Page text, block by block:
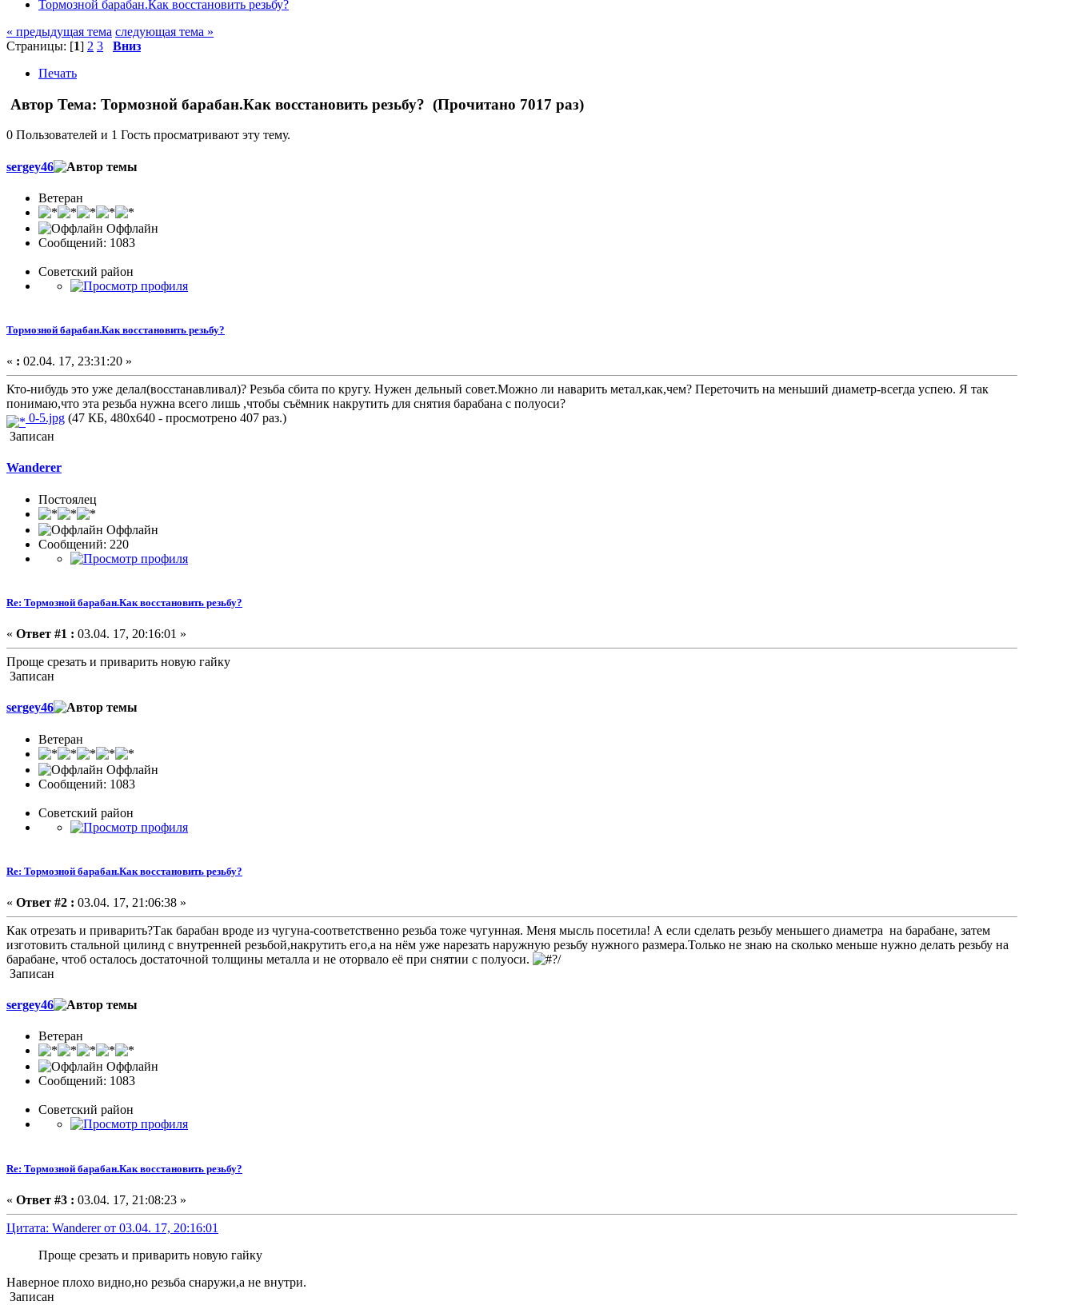
Тормозной барабан.Как восстановить резьбу?
« предыдущая тема следующая тема »
Страницы: [1] 2 3
Вниз
Печать
Автор Тема: Тормозной барабан.Как восстановить резьбу? (Прочитано 7017 раз)
0 Пользователей и 1 Гость просматривают эту тему.
sergey46
Ветеран
Оффлайн
Сообщений: 1083
Советский район
Тормозной барабан.Как восстановить резьбу?
« : 02.04. 17, 23:31:20 »
Кто-нибудь это уже делал(восстанавливал)? Резьба сбита по кругу. Нужен дельный совет.Можно ли наварить метал,как,чем? Переточить на меньший диаметр-всегда успею. Я так
понимаю,что эта резьба нужна всего лишь ,чтобы съёмник накрутить для снятия барабана с полуоси?
0-5.jpg (47 КБ, 480x640 - просмотрено 407 раз.)
Записан
Wanderer
Постоялец
Оффлайн
Сообщений: 220
Re: Тормозной барабан.Как восстановить резьбу?
« Ответ #1 : 03.04. 17, 20:16:01 »
Проще срезать и приварить новую гайку
Записан
sergey46
Ветеран
Оффлайн
Сообщений: 1083
Советский район
Re: Тормозной барабан.Как восстановить резьбу?
« Ответ #2 : 03.04. 17, 21:06:38 »
Как отрезать и приварить?Так барабан вроде из чугуна-соответственно резьба тоже чугунная. Меня мысль посетила! А если сделать резьбу меньшего диаметра на барабане, затем
изготовить стальной цилинд с внутренней резьбой,накрутить его,а на нём уже нарезать наружную резьбу нужного размера.Только не знаю на сколько меньше нужно делать резьбу на
барабане, чтоб осталось достаточной толщины металла и не оторвало её при снятии с полуоси.
Записан
sergey46
Ветеран
Оффлайн
Сообщений: 1083
Советский район
Re: Тормозной барабан.Как восстановить резьбу?
« Ответ #3 : 03.04. 17, 21:08:23 »
Цитата: Wanderer от 03.04. 17, 20:16:01
Проще срезать и приварить новую гайку
Наверное плохо видно,но резьба снаружи,а не внутри.
Записан